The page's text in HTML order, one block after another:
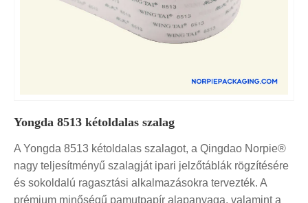
Yongda 8513 kétoldalas szalag
A Yongda 8513 kétoldalas szalagot, a Qingdao Norpie®
nagy teljesítményű szalagját ipari jelzőtáblák rögzítésére
és sokoldalú ragasztási alkalmazásokra tervezték. A
prémium minőségű pamutpapír alapanyaga, valamint a